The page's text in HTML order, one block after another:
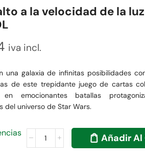
a la velocidad de la
iva incl.
una galaxia de infinitas posibilidades
de este trepidante juego de cartas
en emocionantes batallas
del universo de Star Wars.
Añadir